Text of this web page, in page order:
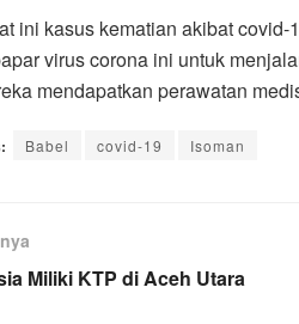
ini kasus kematian akibat
virus corona ini untuk
mendapatkan perawatan
Babel covid-19 Isoman
Miliki KTP di Aceh Utara